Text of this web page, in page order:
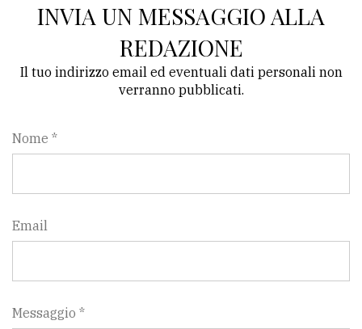
INVIA UN MESSAGGIO ALLA
REDAZIONE
Il tuo indirizzo email ed eventuali dati personali non
verranno pubblicati.
Nome *
Email
Messaggio *